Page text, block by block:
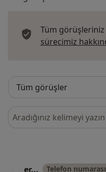
Tüm
sürecimiz
Görüşler içerisinde ara
er... Telefon